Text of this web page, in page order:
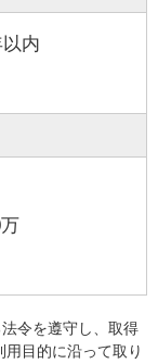
内
令を遵守し、取得
用目的に沿って取り